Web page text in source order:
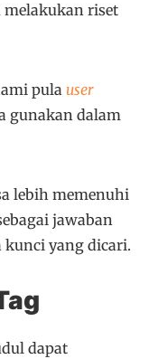
melakukan riset
pula user
gunakan dalam
lebih memenuhi
jawaban
kunci yang dicari.
dapat